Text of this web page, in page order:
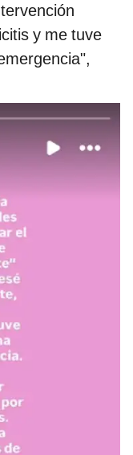
y me tuve